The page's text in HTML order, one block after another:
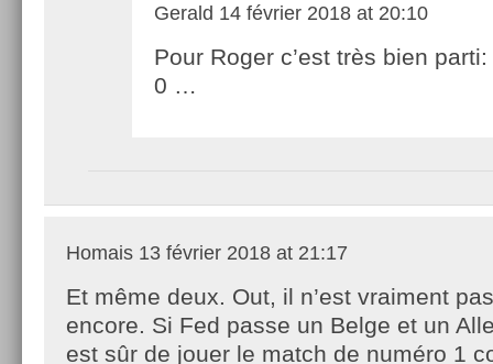
Gerald 14 février 2018 at 20:10
Pour Roger c’est très bien
0 …
Homais 13 février 2018 at 21:17
Et même deux. Out, il n’est vraiment
encore. Si Fed passe un Belge et un
est sûr de jouer le match de numéro 1